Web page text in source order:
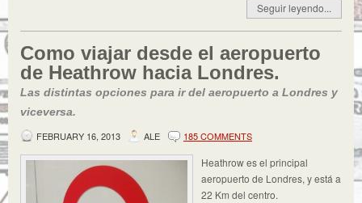
Seguir leyendo...
Como viajar desde el aeropuerto
de Heathrow hacia Londres.
Las distintas opciones para ir del aeropuerto a Londres y
viceversa.
FEBRUARY 16, 2013
ALE 185 COMMENTS
Heathrow es el principal
aeropuerto de Londres, y está a
22 Km del centro.